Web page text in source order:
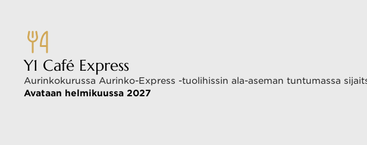
Y1 Café Express
Aurinkokurussa Aurinko-Express -tuolihissin ala-aseman tuntumassa
Avataan helmikuussa 2027